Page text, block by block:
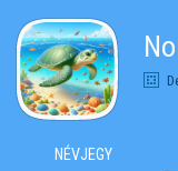
NÉVJEGY